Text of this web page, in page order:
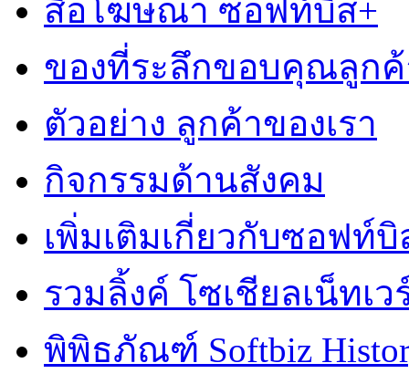
สื่อโฆษณา ซอฟท์บิส+
ของที่ระลึกขอบคุณลูก
ตัวอย่าง ลูกค้าของเรา
กิจกรรมด้านสังคม
เพิ่มเติมเกี่ยวกับซอฟท์บิ
รวมลิ้งค์ โซเชียลเน็ทเว
พิพิธภัณฑ์ Softbiz